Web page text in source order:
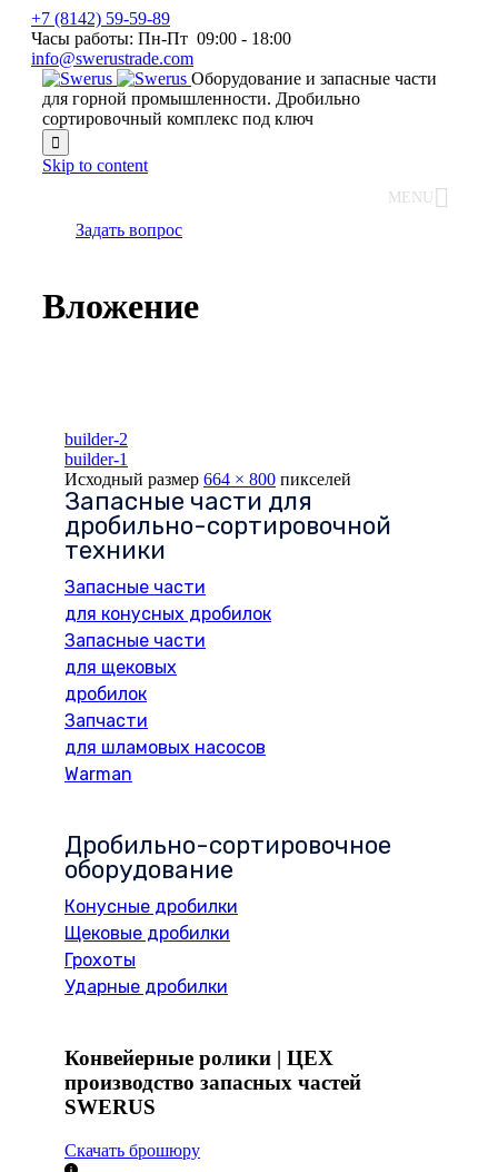
+7 (8142) 59-59-89
Часы работы: Пн-Пт 09:00 - 18:00
info@swerustrade.com
Оборудование и запасные части
для горной промышленности. Дробильно
сортировочный комплекс под ключ

Skip to content
MENU
Задать вопрос
Вложение
builder-2
builder-1
Исходный размер 664 × 800 пикселей
Запасные части для
дробильно-сортировочной
техники
Запасные части
для конусных дробилок
Запасные части
для щековых
дробилок
Запчасти
для шламовых насосов
Warman
Дробильно-сортировочное
оборудование
Конусные дробилки
Щековые дробилки
Грохоты
Ударные дробилки
Конвейерные ролики | ЦЕХ
производство запасных частей
SWERUS
Скачать брошюру